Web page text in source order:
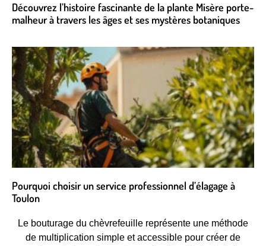
Découvrez l’histoire fascinante de la plante Misère porte-
malheur à travers les âges et ses mystères botaniques
Pourquoi choisir un service professionnel d’élagage à
Toulon
Le bouturage du chèvrefeuille représente une méthode
de multiplication simple et accessible pour créer de